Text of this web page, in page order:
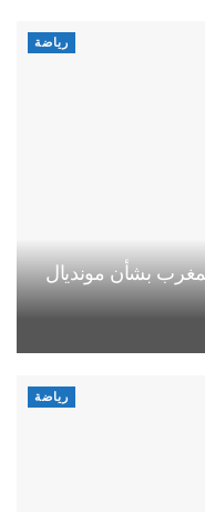
رياضة
للمغرب بشأن مونديال
رياضة